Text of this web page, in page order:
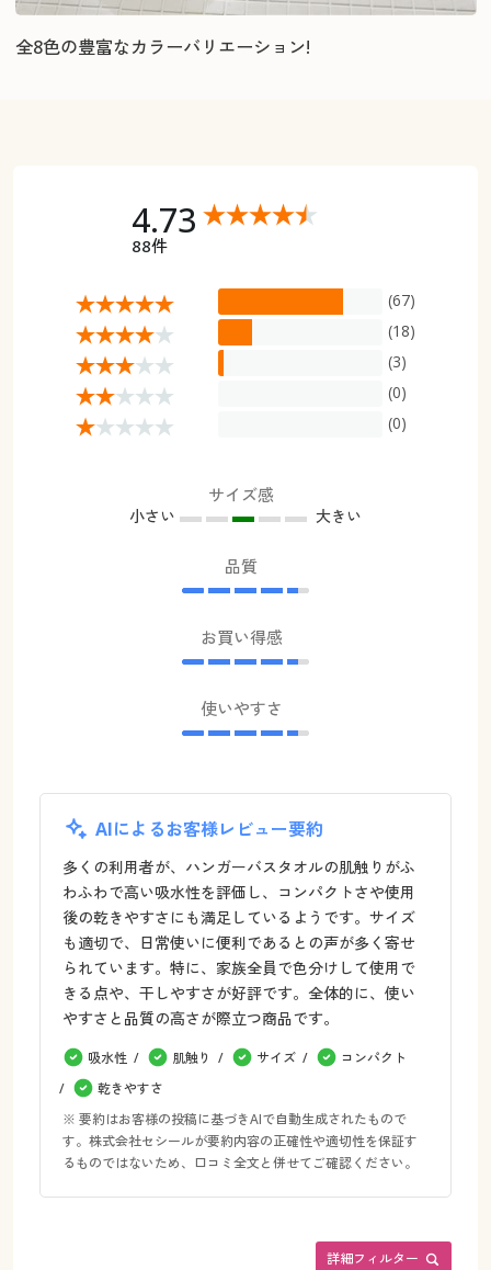
全8色の豊富なカラーバリエーション!
4.73
88件
(67)
(18)
(3)
(0)
(0)
サイズ感
小さい 大きい
品質
お買い得感
使いやすさ
AIによるお客様レビュー要約
多くの利用者が、ハンガーバスタオルの肌触りがふ
わふわで高い吸水性を評価し、コンパクトさや使用
後の乾きやすさにも満足しているようです。サイズ
も適切で、日常使いに便利であるとの声が多く寄せ
られています。特に、家族全員で色分けして使用で
きる点や、干しやすさが好評です。全体的に、使い
やすさと品質の高さが際立つ商品です。
吸水性 肌触り サイズ
コンパクト
乾きやすさ
※ 要約はお客様の投稿に基づきAIで自動生成されたもので
す。株式会社セシールが要約内容の正確性や適切性を保証す
るものではないため、口コミ全文と併せてご確認ください。
詳細フィルター